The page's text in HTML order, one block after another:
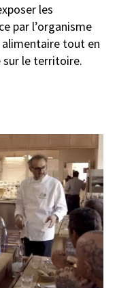
les
par l’organisme
alimentaire tout en
sur le territoire.